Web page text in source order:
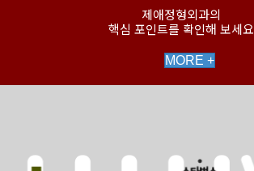
제애정형외과의
핵심 포인트를 확인해 보세요
MORE +